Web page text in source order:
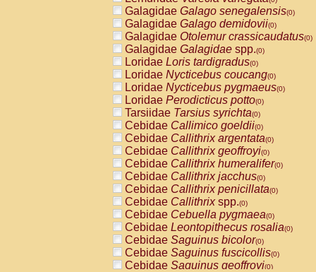
Galagidae Galago senegalensis(0)
Galagidae Galago demidovii(0)
Galagidae Otolemur crassicaudatus(0)
Galagidae Galagidae spp.(0)
Loridae Loris tardigradus(0)
Loridae Nycticebus coucang(0)
Loridae Nycticebus pygmaeus(0)
Loridae Perodicticus potto(0)
Tarsiidae Tarsius syrichta(0)
Cebidae Callimico goeldii(0)
Cebidae Callithrix argentata(0)
Cebidae Callithrix geoffroyi(0)
Cebidae Callithrix humeralifer(0)
Cebidae Callithrix jacchus(0)
Cebidae Callithrix penicillata(0)
Cebidae Callithrixspp.(0)
Cebidae Cebuella pygmaea(0)
Cebidae Leontopithecus rosalia(0)
Cebidae Saguinus bicolor(0)
Cebidae Saguinus fuscicollis(0)
Cebidae Saguinus geoffroyi(0)